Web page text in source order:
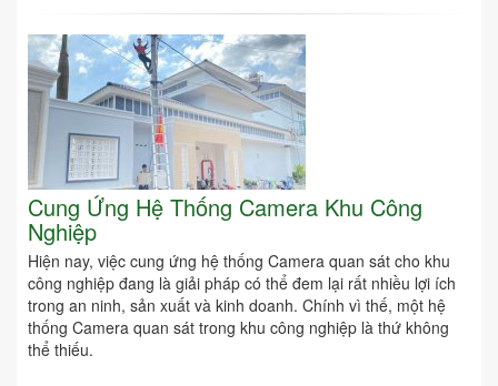
Cung Ứng Hệ Thống Camera Khu Công
Nghiệp
Hiện nay, việc cung ứng hệ thống Camera quan sát cho khu
công nghiệp đang là giải pháp có thể đem lại rất nhiều lợi ích
trong an ninh, sản xuất và kinh doanh. Chính vì thế, một hệ
thống Camera quan sát trong khu công nghiệp là thứ không
thể thiếu.